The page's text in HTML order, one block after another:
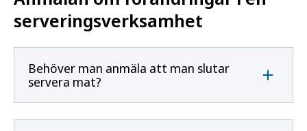
serveringsverksamhet
Behöver man anmäla att man slutar
servera mat?